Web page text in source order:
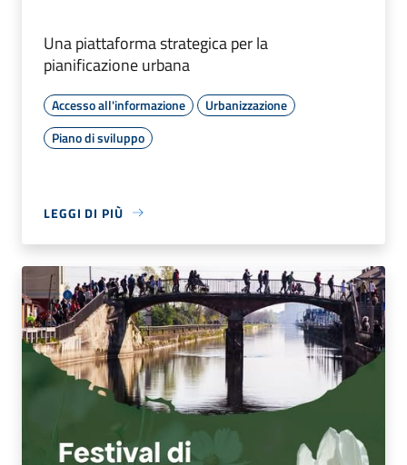
Una piattaforma strategica per la
pianificazione urbana
Accesso all'informazione
Urbanizzazione
Piano di sviluppo
LEGGI DI PIÙ